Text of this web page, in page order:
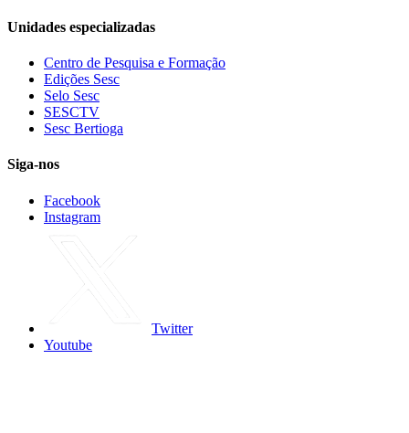
Unidades especializadas
Centro de Pesquisa e Formação
Edições Sesc
Selo Sesc
SESCTV
Sesc Bertioga
Siga-nos
Facebook
Instagram
Twitter
Youtube